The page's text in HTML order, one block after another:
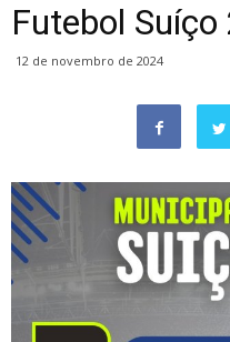
Futebol
12 de novembro de 2024